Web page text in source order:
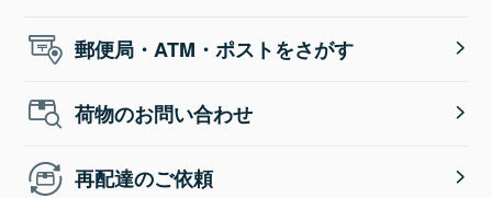
郵便局・ATM・ポストをさがす
荷物のお問い合わせ
再配達のご依頼